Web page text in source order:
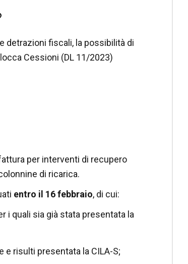
detrazioni fiscali, la possibilità di
Cessioni (DL 11/2023)
per interventi di recupero
di ricarica.
entro il 16 febbraio, di cui:
i quali sia già stata presentata la
e risulti presentata la CILA-S;